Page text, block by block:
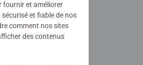
fournir et améliorer
et fiable de nos
comment nos sites
des contenus